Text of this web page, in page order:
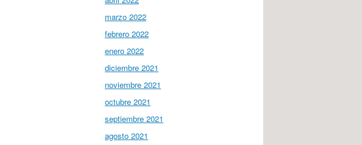
marzo 2022
febrero 2022
enero 2022
diciembre 2021
noviembre 2021
octubre 2021
septiembre 2021
agosto 2021